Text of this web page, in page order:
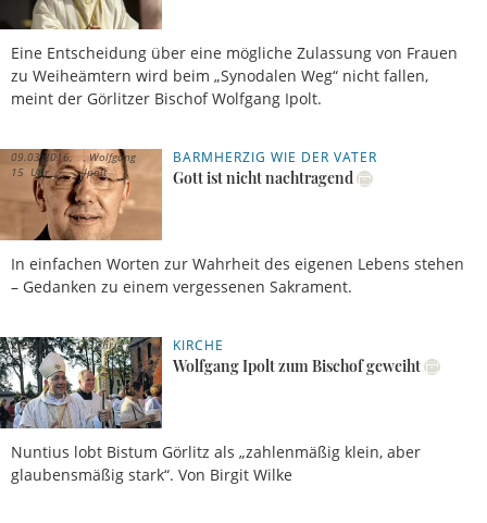
Eine Entscheidung über eine mögliche Zulassung von Frauen
zu Weiheämtern wird beim „Synodalen Weg“ nicht fallen,
meint der Görlitzer Bischof Wolfgang Ipolt.
BARMHERZIG WIE DER VATER
Gott ist nicht nachtragend
In einfachen Worten zur Wahrheit des eigenen Lebens stehen
– Gedanken zu einem vergessenen Sakrament.
09.03.2016,
15 Uhr
Wolfgang
Ipolt
KIRCHE
Wolfgang Ipolt zum Bischof geweiht
Nuntius lobt Bistum Görlitz als „zahlenmäßig klein, aber
glaubensmäßig stark“. Von Birgit Wilke
29.08.2011, 13 Uhr